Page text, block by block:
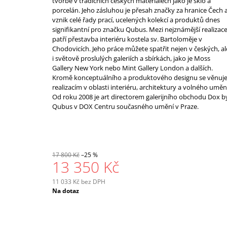
porcelán. Jeho zásluhou je přesah značky za hranice Čech
vznik celé řady prací, ucelených kolekcí a produktů dnes
signifikantní pro značku Qubus. Mezi nejznámější realizace
patří přestavba interiéru kostela sv. Bartoloměje v
Chodovicích. Jeho práce můžete spatřit nejen v českých,
i světově proslulých galeriích a sbírkách, jako je Moss
Gallery New York nebo Mint Gallery London a dalších.
Kromě konceptuálního a produktového designu se věnuje
realizacím v oblasti interiéru, architektury a volného
Od roku 2008 je art directorem galerijního obchodu Dox
Qubus v DOX Centru současného umění v Praze.
17 800 Kč–25 %
13 350 Kč
11 033 Kč bez DPH
Měrná
Na dotaz